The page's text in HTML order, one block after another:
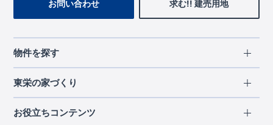
お問い合わせ 求む!! 建売用地
物件を探す
エリアから探す
北海道・東北
北海道
宮城県
東栄の家づくり
長期優良住宅
お役立ちコンテンツ